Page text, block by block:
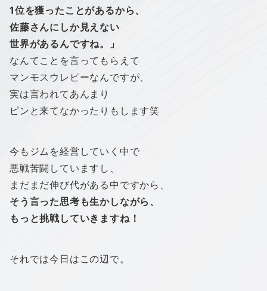
1位を獲ったことがあるから、
佐藤さんにしか見えない
世界があるんですね。」
なんてことを言ってもらえて
マンモスウレピーなんですが、
実は言われてあんまり
ピンと来てなかったりもします笑
今もジムを経営していく中で
悪戦苦闘していますし、
まだまだ伸び代がある中ですから、
そう言った思考も生かしながら、
もっと挑戦していきますね！
それでは今日はこの辺で。